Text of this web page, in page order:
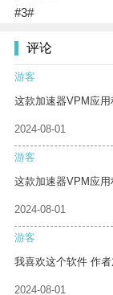
#3#
评论
游客
这款加速器VPM应用
2024-08-01
游客
这款加速器VPM应用
2024-08-01
游客
我喜欢这个软件 作者
2024-08-01